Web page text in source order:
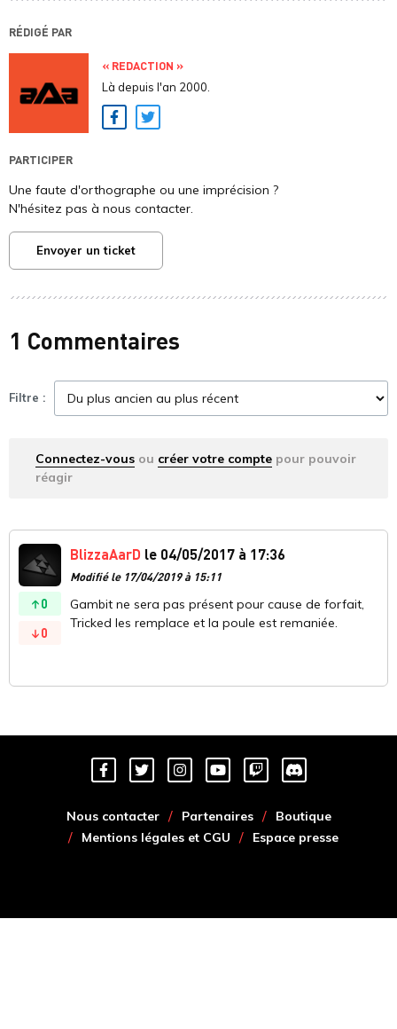
RÉDIGÉ PAR
« REDACTION »
Là depuis l'an 2000.
Facebook
Twitter
PARTICIPER
Une faute d'orthographe ou une imprécision ?
N'hésitez pas à nous contacter.
Envoyer un ticket
1 Commentaires
Filtre :
Connectez-vous ou créer votre compte pour pouvoir
réagir
0
0
BlizzaAarD le 04/05/2017 à 17:36
Modifié le 17/04/2019 à 15:11
Gambit ne sera pas présent pour cause de forfait,
Tricked les remplace et la poule est remaniée.
Nous contacter Partenaires
Boutique
Mentions légales et CGU
Espace presse